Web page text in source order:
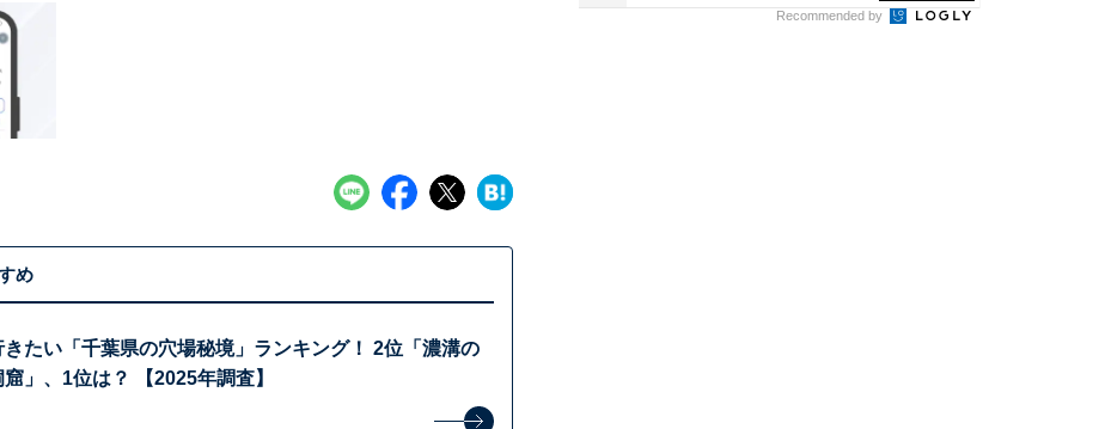
め
たい「千葉県の穴場秘境」ランキング！ 2位「濃溝の
」、1位は？ 【2025年調査】
Recommended by